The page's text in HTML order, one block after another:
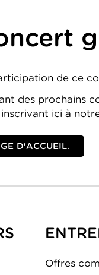
de ce
des prochains
ici à
D'ACCUEIL.
Offres